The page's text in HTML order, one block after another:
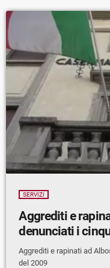
SERVIZI
Aggrediti e
denunciati i
Aggrediti e rapinati ad
del 2009